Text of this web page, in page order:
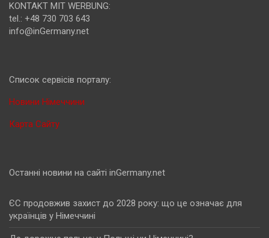
KONTAKT MIT WERBUNG:
tel.: +48 730 703 643
info@inGermany.net
Cписок сервісів порталу:
Новини Німеччини
Карта Сайту
Останні новини на сайті inGermany.net
ЄС продовжив захист до 2028 року: що це означає для
українців у Німеччині